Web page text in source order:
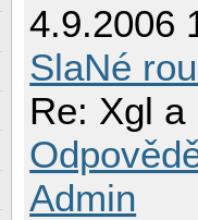
4.9.2006
SlaNé
Re: Xgl a
Admin